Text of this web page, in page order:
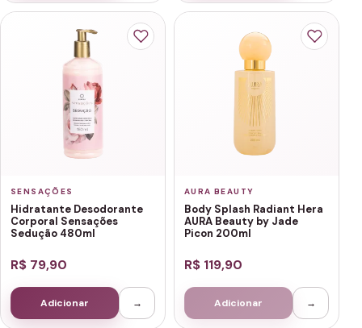
SENSAÇÕES
Hidratante Desodorante
Corporal Sensações
Sedução 480ml
R$ 79,90
Adicionar →
AURA BEAUTY
Body Splash Radiant Hera
AURA Beauty by Jade
Picon 200ml
R$ 119,90
Adicionar →